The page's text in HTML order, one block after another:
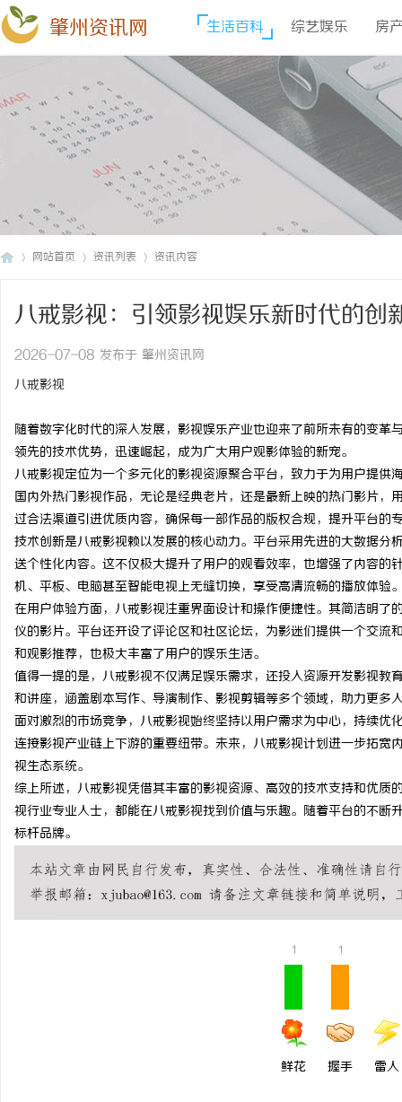
肇州资讯网 生活百科 综艺娱乐 房
网站首页 资讯列表 资讯内容
八戒影视：引领影视娱乐新时代的创
2026-07-08 发布于 肇州资讯网
八戒影视
随着数字化时代的深入发展，影视娱乐产业也迎来了前所未有的变革
领先的技术优势，迅速崛起，成为广大用户观影体验的新宠。
八戒影视定位为一个多元化的影视资源聚合平台，致力于为用户提
国内外热门影视作品，无论是经典老片，还是最新上映的热门影片
过合法渠道引进优质内容，确保每一部作品的版权合规，提升平台的
技术创新是八戒影视赖以发展的核心动力。平台采用先进的大数据
送个性化内容。这不仅极大提升了用户的观看效率，也增强了内容
机、平板、电脑甚至智能电视上无缝切换，享受高清流畅的播放体验
在用户体验方面，八戒影视注重界面设计和操作便捷性。其简洁明
仪的影片。平台还开设了评论区和社区论坛，为影迷们提供一个交
和观影推荐，也极大丰富了用户的娱乐生活。
值得一提的是，八戒影视不仅满足娱乐需求，还投入资源开发影视
和讲座，涵盖剧本写作、导演制作、影视剪辑等多个领域，助力更多
面对激烈的市场竞争，八戒影视始终坚持以用户需求为中心，持续
连接影视产业链上下游的重要纽带。未来，八戒影视计划进一步拓
视生态系统。
综上所述，八戒影视凭借其丰富的影视资源、高效的技术支持和优
视行业专业人士，都能在八戒影视找到价值与乐趣。随着平台的不
标杆品牌。
1
鲜花
1
握手 雷人
买商标：企业品牌布局的关键策略